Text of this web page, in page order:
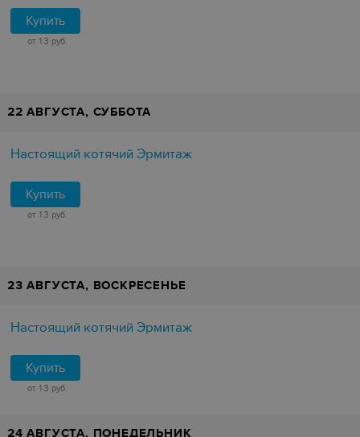
Купить
от 13 руб.
22 АВГУСТА, СУББОТА
Настоящий котячий Эрмитаж
Купить
от 13 руб.
23 АВГУСТА, ВОСКРЕСЕНЬЕ
Настоящий котячий Эрмитаж
Купить
от 13 руб.
24 АВГУСТА, ПОНЕДЕЛЬНИК